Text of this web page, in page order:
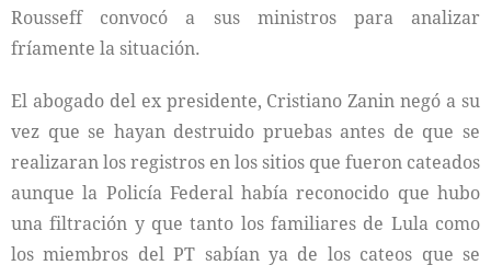
Rousseff convocó a sus ministros para analizar
fríamente la situación.
El abogado del ex presidente, Cristiano Zanin negó a su
vez que se hayan destruido pruebas antes de que se
realizaran los registros en los sitios que fueron cateados
aunque la Policía Federal había reconocido que hubo
una filtración y que tanto los familiares de Lula como
los miembros del PT sabían ya de los cateos que se